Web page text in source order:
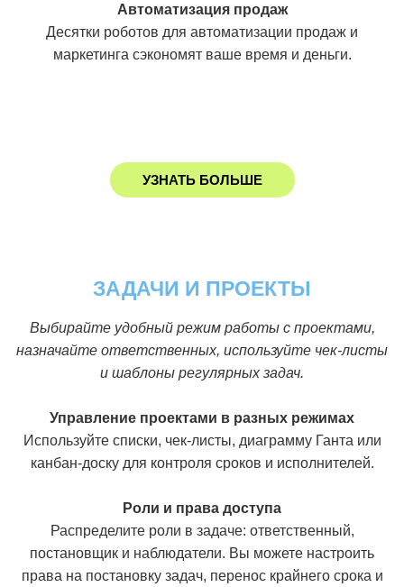
Автоматизация продаж
Десятки роботов для автоматизации продаж и
маркетинга сэкономят ваше время и деньги.
УЗНАТЬ БОЛЬШЕ
ЗАДАЧИ И ПРОЕКТЫ
Выбирайте удобный режим работы с проектами,
назначайте ответственных, используйте чек-листы
и шаблоны регулярных задач.
Управление проектами в разных режимах
Используйте списки, чек-листы, диаграмму Ганта или
канбан-доску для контроля сроков и исполнителей.
Роли и права доступа
Распределите роли в задаче: ответственный,
постановщик и наблюдатели. Вы можете настроить
права на постановку задач, перенос крайнего срока и